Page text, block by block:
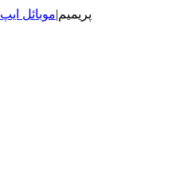
پریمیم|موبائل ایپ